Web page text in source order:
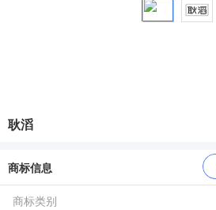
耿滔
商标信息
商标类别